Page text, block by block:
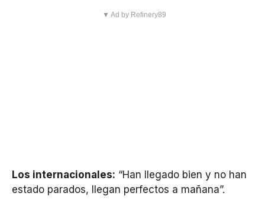
▼ Ad by Refinery89
Los internacionales: “Han llegado bien y no han
estado parados, llegan perfectos a mañana”.